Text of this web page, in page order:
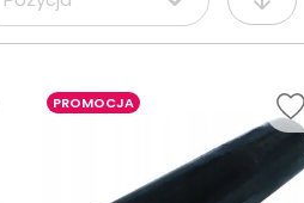
PROMOCJA